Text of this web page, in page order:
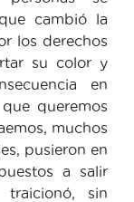
cambió la
los derechos
su color y
en
queremos
muchos
pusieron en
a salir
sin